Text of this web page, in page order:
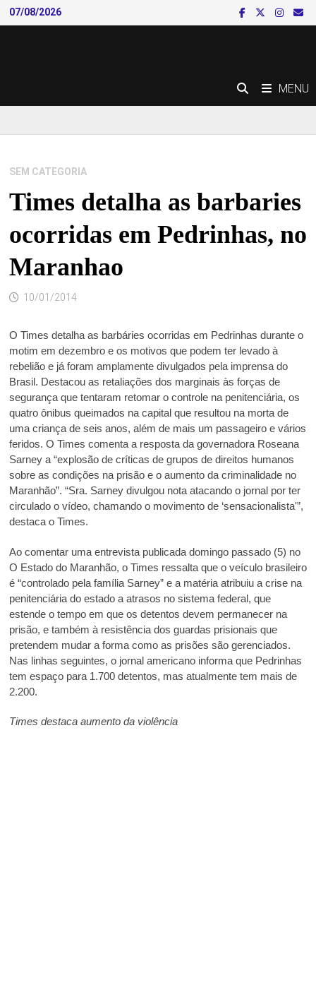
Skip
to
07/08/2026
MENU
SEM CATEGORIA
Times detalha as barbaries
ocorridas em Pedrinhas, no
Maranhao
10/01/2014
O Times detalha as barbáries ocorridas em Pedrinhas durante o
motim em dezembro e os motivos que podem ter levado à
rebelião e já foram amplamente divulgados pela imprensa do
Brasil. Destacou as retaliações dos marginais às forças de
segurança que tentaram retomar o controle na penitenciária, os
quatro ônibus queimados na capital que resultou na morta de
uma criança de seis anos, além de mais um passageiro e vários
feridos. O Times comenta a resposta da governadora Roseana
Sarney a “explosão de críticas de grupos de direitos humanos
sobre as condições na prisão e o aumento da criminalidade no
Maranhão”. “Sra. Sarney divulgou nota atacando o jornal por ter
circulado o vídeo, chamando o movimento de ‘sensacionalista'”,
destaca o Times.
Ao comentar uma entrevista publicada domingo passado (5) no
O Estado do Maranhão, o Times ressalta que o veículo brasileiro
é “controlado pela família Sarney” e a matéria atribuiu a crise na
penitenciária do estado a atrasos no sistema federal, que
estende o tempo em que os detentos devem permanecer na
prisão, e também à resistência dos guardas prisionais que
pretendem mudar a forma como as prisões são gerenciados.
Nas linhas seguintes, o jornal americano informa que Pedrinhas
tem espaço para 1.700 detentos, mas atualmente tem mais de
2.200.
Times destaca aumento da violência